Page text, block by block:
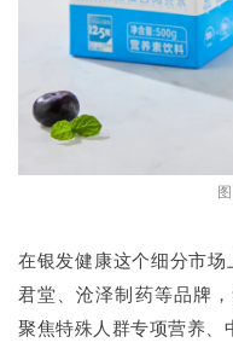
在银发健康这个细分市
君堂、沧泽制药等品牌
聚焦特殊人群专项营养、